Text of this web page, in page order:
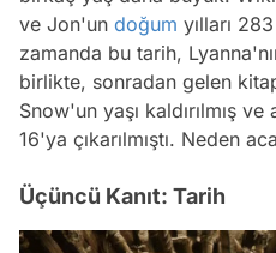
ve Jon'un doğum yılları
zamanda bu tarih,
birlikte, sonradan gelen
Snow'un yaşı kaldırılmış
16'ya çıkarılmıştı. Neden
Üçüncü Kanıt: Tarih